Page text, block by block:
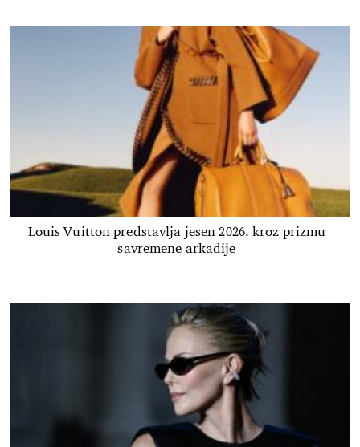
Louis Vuitton predstavlja jesen 2026. kroz prizmu
savremene arkadije